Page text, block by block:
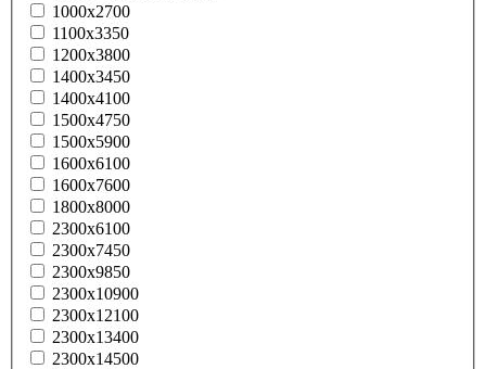
1000x2700
1100x3350
1200x3800
1400x3450
1400x4100
1500x4750
1500x5900
1600x6100
1600x7600
1800x8000
2300x6100
2300x7450
2300x9850
2300x10900
2300x12100
2300x13400
2300x14500